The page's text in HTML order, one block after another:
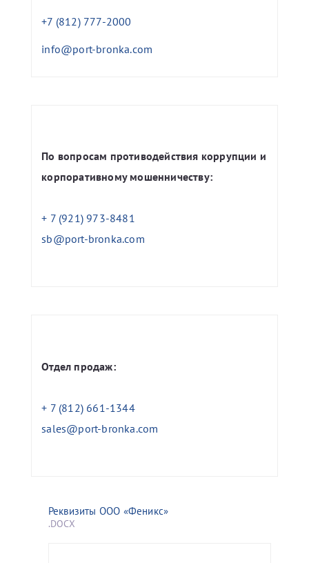
+7 (812) 777-2000
info@port-bronka.com
По вопросам противодействия коррупции и
корпоративному мошенничеству:
+ 7 (921) 973-8481
sb@port-bronka.com
Отдел продаж:
+ 7 (812) 661-1344
sales@port-bronka.com
Реквизиты ООО «Феникс»
.DOCX